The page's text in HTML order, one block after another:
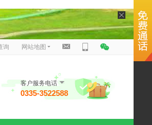
询 网站地图
客户服务电话
0335-3522588